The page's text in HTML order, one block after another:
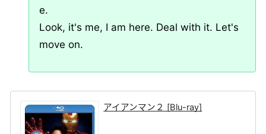
e.
Look, it's me, I am here. Deal with it. Let's
move on.
アイアンマン２ [Blu-ray]